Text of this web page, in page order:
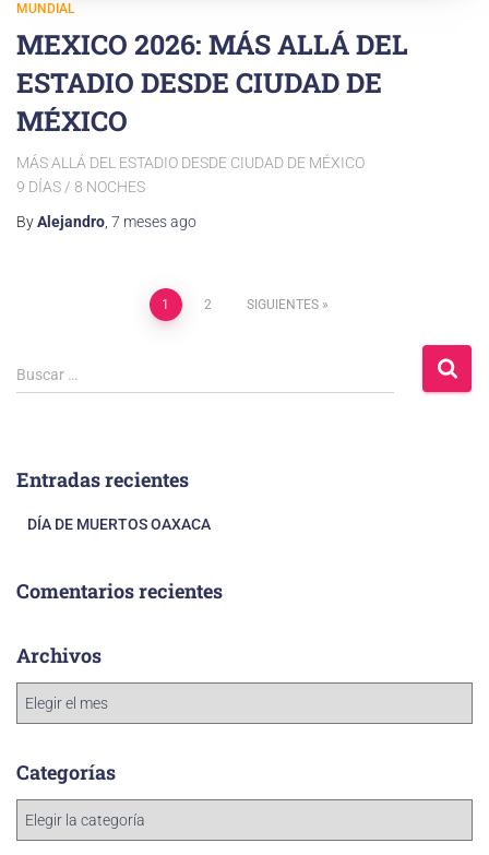
MUNDIAL
MEXICO 2026: MÁS ALLÁ DEL
ESTADIO DESDE CIUDAD DE
MÉXICO
MÁS ALLÁ DEL ESTADIO DESDE CIUDAD DE MÉXICO
9 DÍAS / 8 NOCHES
ByAlejandro, 7 mesesago
1 2 SIGUIENTES
Buscar …
Entradas recientes
DÍA DE MUERTOS OAXACA
Comentarios recientes
Archivos
Categorías